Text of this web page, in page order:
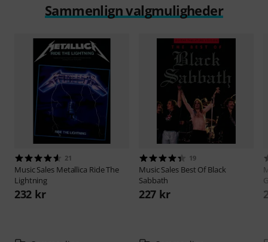
Sammenlign valgmuligheder
21
Music Sales Metallica Ride The
Lightning
232 kr
19
Music Sales Best Of Black
Sabbath
227 kr